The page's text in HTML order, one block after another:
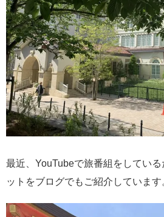
最近、YouTubeで旅番組をしてい
ットをブログでもご紹介しています